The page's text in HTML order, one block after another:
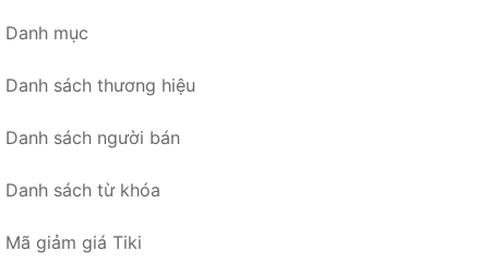
Danh mục
Danh sách thương hiệu
Danh sách người bán
Danh sách từ khóa
Mã giảm giá Tiki